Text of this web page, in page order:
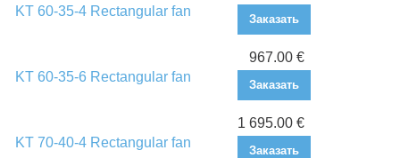
KT 60-35-4 Rectangular fan
Заказать
KT 60-35-6 Rectangular fan
967.00 €
Заказать
KT 70-40-4 Rectangular fan
1 695.00 €
Заказать